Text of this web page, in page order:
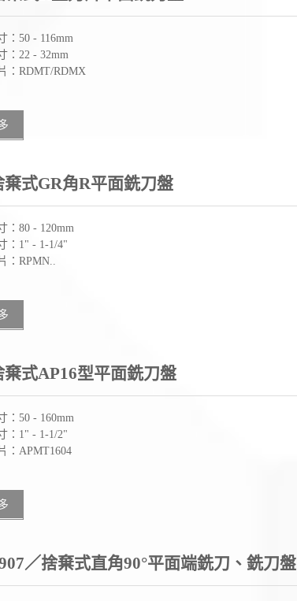
50 - 116mm
：22 - 32mm
：RDMT/RDMX
棄式GR角R平面銑刀盤
：80 - 120mm
：1" - 1-1/4"
RPMN..
棄式AP16型平面銑刀盤
：50 - 160mm
：1" - 1-1/2"
：APMT1604
／捨棄式直角90°平面端銑刀、銑刀盤